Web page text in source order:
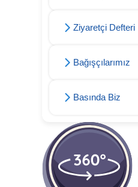
Ziyaretçi Defteri
Bağışçılarımız
Basında Biz